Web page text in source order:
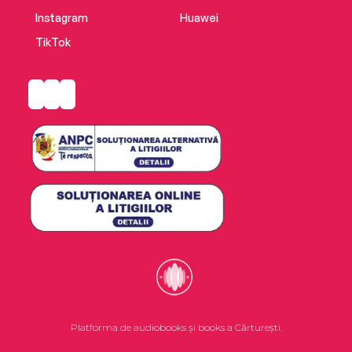
Instagram
TikTok
Huawei
Platforma de audiobooks și books a Cărturești.